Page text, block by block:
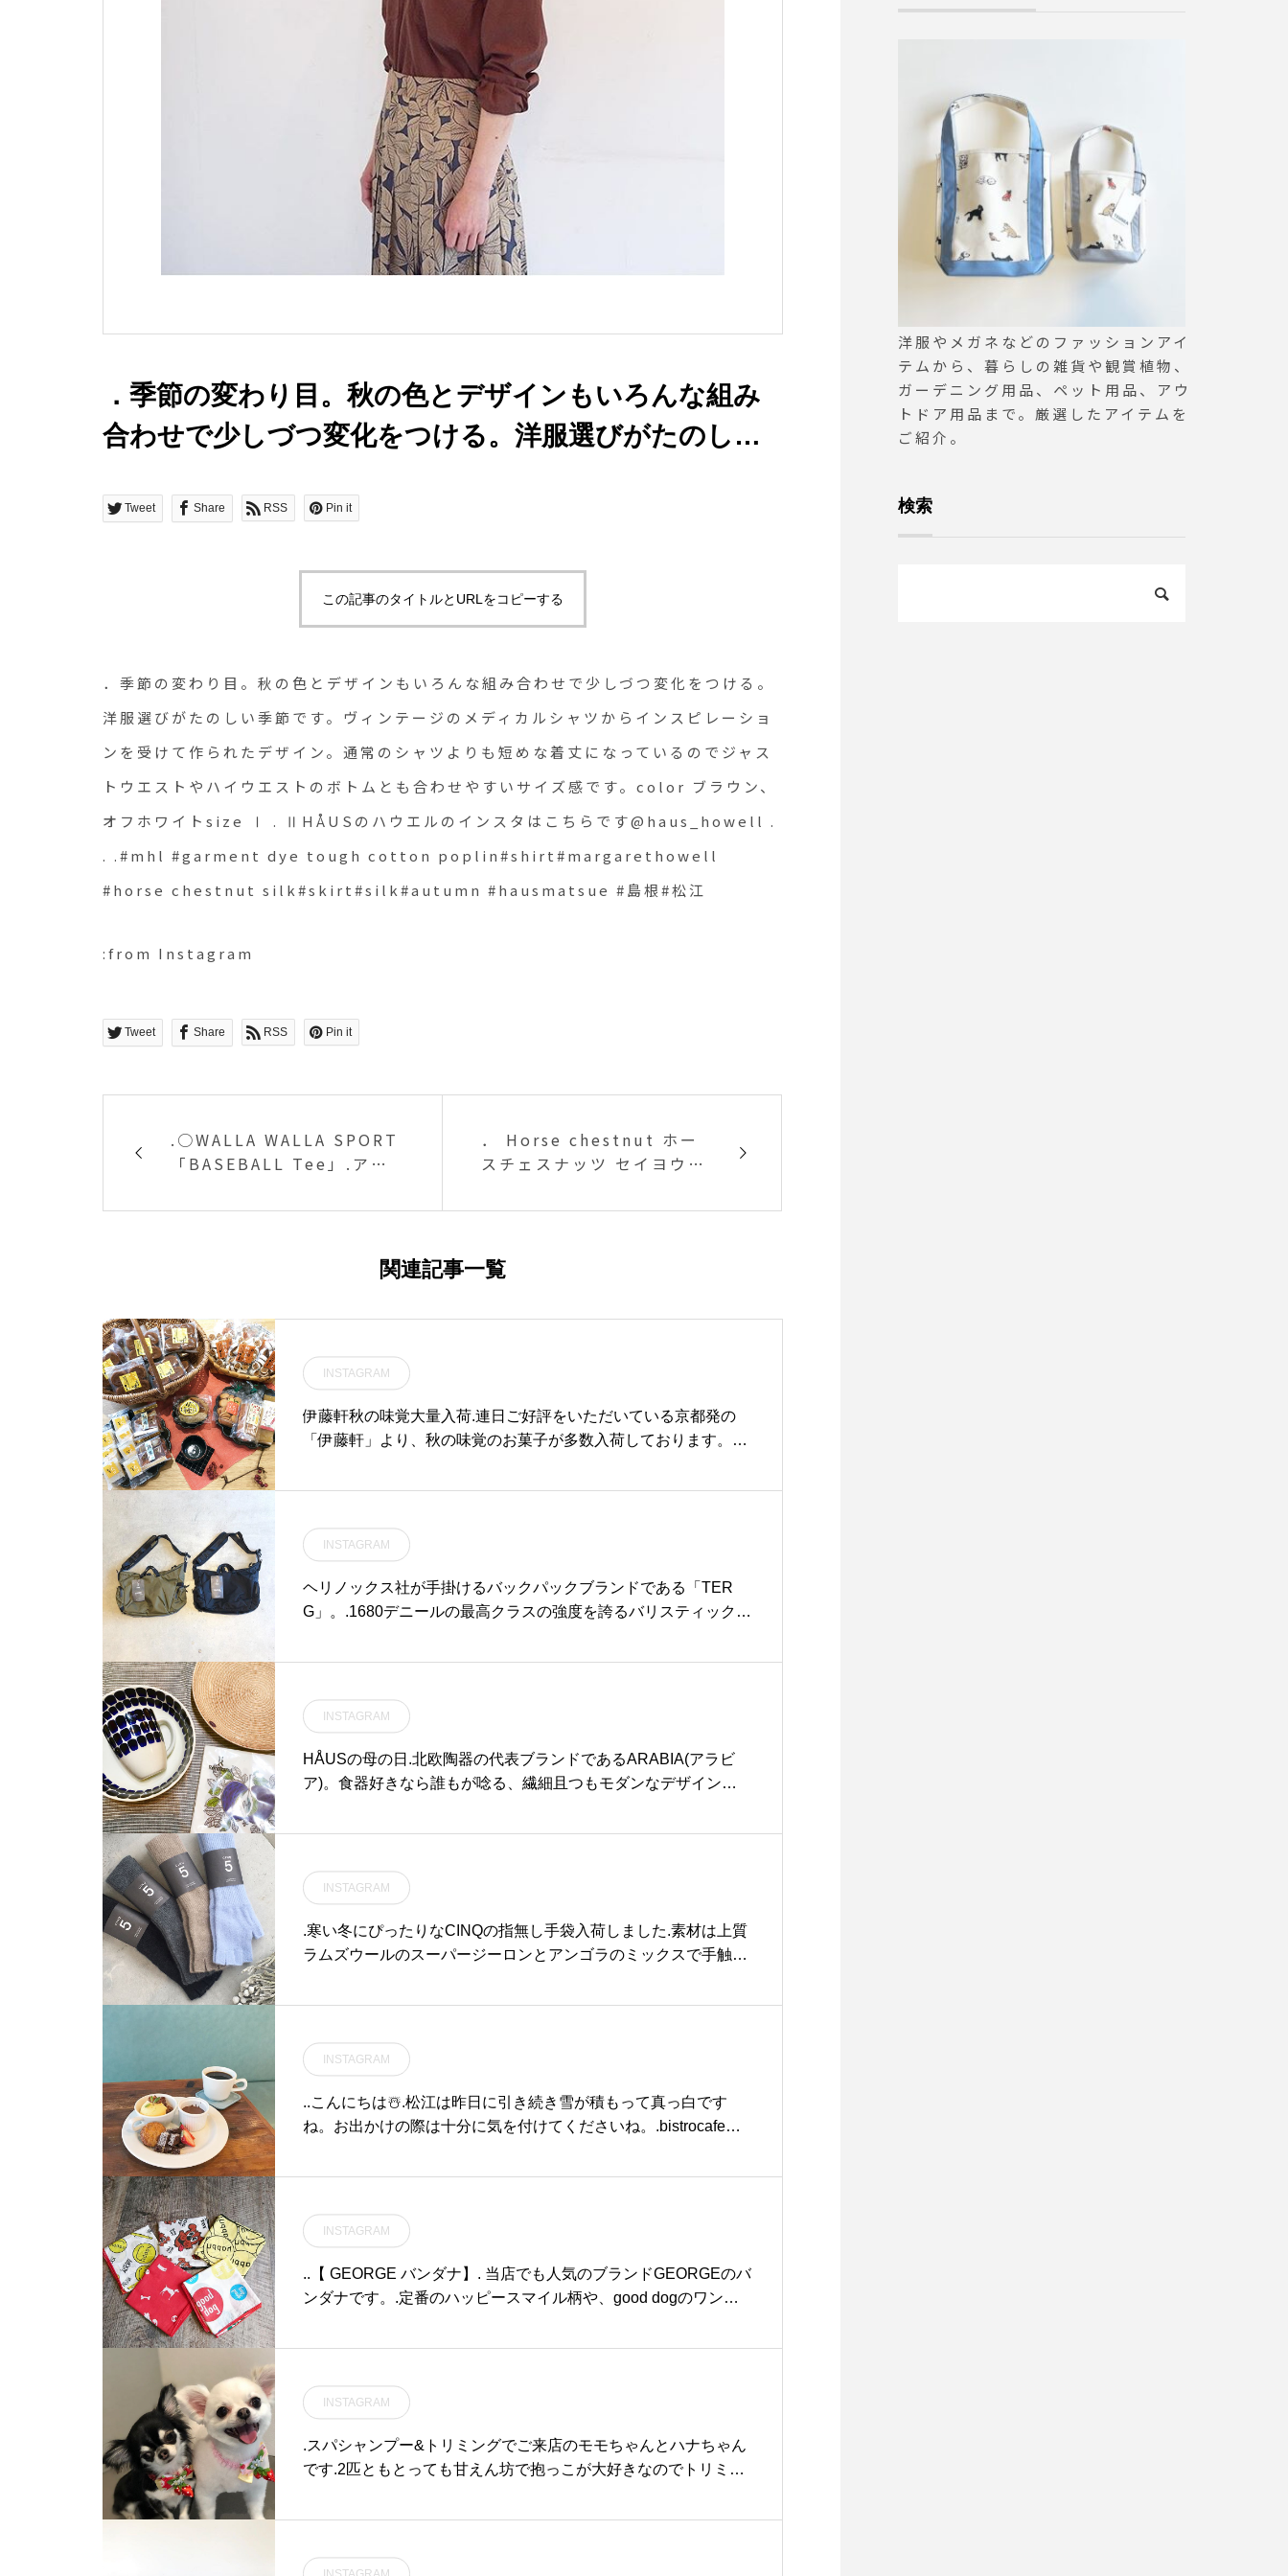
．季節の変わり目。秋の色とデザインもいろんな組み
合わせで少しづつ変化をつける。洋服選びがたのしい
スピレーションを受けて作られたデザイン。通常のシ
ストやハイウエストのボトムとも合わせやすいサイズ
ⅡHÅUSのハウエルのインスタはこちらです︎
@haus_howell . . .#mhl #garment dye tough cotton
poplin#shirt#margarethowell #horse chestnut
silk#skirt#silk#autumn #hausmatsue #島根#松江
Tweet Share RSS Pin it
この記事のタイトルとURLをコピーする
．季節の変わり目。秋の色とデザインもいろんな組み合わせで少しづつ変化をつける。
洋服選びがたのしい季節です。ヴィンテージのメディカルシャツからインスピレーショ
ンを受けて作られたデザイン。通常のシャツよりも短めな着丈になっているのでジャス
トウエストやハイウエストのボトムとも合わせやすいサイズ感です。color ブラウン、
オフホワイトsize Ⅰ . ⅡHÅUSのハウエルのインスタはこちらです︎@haus_howell .
. .#mhl #garment dye tough cotton poplin#shirt#margarethowell
#horse chestnut silk#skirt#silk#autumn #hausmatsue #島根#松江
:from Instagram
Tweet Share RSS Pin it
.○WALLA WALLA SPORT
「BASEBALL Tee」.アメ
のコットン。人気のワラワ
ボールTシャツのロングスリ
ーブが入荷です。涼しくな
テ確定の一枚。ゆったりと
したシルエットですので近
年流行のワイドシルエット
の着こなしにも◎アウター
のインナーとしてもおすす
めです。.#wallawallaspo
rt#madeinusa#haus #ha
e #松江カフェ #島根カフェ
#松江旅行#島根旅行#松江
#島根 #山陰
． Horse chestnut ホー
スチェスナッツ セイヨウト
の 葉っぱの柄が美しいシル
関連記事一覧
INSTAGRAM
伊藤軒秋の味覚大量入荷.連日ご好評をいただいている京都発の
「伊藤軒」より、秋の味覚のお菓子が多数入荷しております。昨
からお遣い物まで、幅広いシーンにマッチするお菓子たちを是非
tsue #hausmatsue #松江カフェ #島根カフェ #松江 #島根 #山陰
INSTAGRAM
ヘリノックス社が手掛けるバックパックブランドである「TER
G」。.1680デニールの最高クラスの強度を誇るバリスティックナ
した。MISTERY RANCHも採用しているマグネット式のアタッ
が随所に散りばめられたプロダクト。カメラやパソコンなど精密
機器を持ち運びするのにもおすすめです。.#terg#helinox#hoboba
g#haus #haus_matsue #hausmatsue #松江カフェ #島根カフェ #
松江旅行#島根旅行#松江 #島根 #山陰
INSTAGRAM
HÅUSの母の日.北欧陶器の代表ブランドであるARABIA(アラビ
ア)。食器好きなら誰もが唸る、繊細且つもモダンなデザイン。
がでしょうか◎.#arabia #アラビア#北欧#北欧食器#母の日#haus
根 #山陰
INSTAGRAM
.寒い冬にぴったりなCINQの指無し手袋入荷しました︎.素材は上質
ラムズウールのスーパージーロンとアンゴラのミックスで手触り
ると手首からの冷たい空気の侵入を防いでくれてとっても暖かい
ットランド#ラムズウール #アンゴラ#クリスマスプレゼント #雑
貨 #zakka#hausmatsue #島根 #松江
INSTAGRAM
..こんにちは☃️.松江は昨日に引き続き雪が積もって真っ白です
ね。お出かけの際は十分に気を付けてくださいね。.bistrocafeか
エスプレッソを加えたホットチョコソースを手作りバニラアイス
デーまでの期間限定スイーツになります◎ぜひぜひお試しくださ
いね♡….#ショコラアフォガード #アフォガード#カカオ95% #エ
スプレッソ#chocolate #espresso #sweet #dessert #cafetime #caf
estagram #instafood #coffee#期間限定#バレンタイン #ホワイト
INSTAGRAM
..【 GEORGE バンダナ】. 当店でも人気のブランドGEORGEのバ
ンダナです。.定番のハッピースマイル柄や、good dogのワンポ
巻いてあげてもオシャレですし、普段使いのハンカチとしても是
0close 18:00#松江ペットサロン #松江ペット #松江市トリミング
#松江トリミング #松江#島根#george #hausmathue #haus #groo
mhaus@groom_haus
INSTAGRAM
.スパシャンプー&トリミングでご来店のモモちゃんとハナちゃん
です.2匹ともとっても甘えん坊で抱っこが大好きなのでトリミン
す♡.可愛いモモちゃんハナちゃんにとっても癒されました🥰.あ
AUS松江市乃白町20270852-61-2885open 9:00close 18:00@hau
_matsue#松江 #島根#島根カ
洋服やメガネなどのファッションアイ
テムから、暮らしの雑貨や観賞植物、
ガーデニング用品、ペット用品、アウ
トドア用品まで。厳選したアイテムを
ご紹介。
検索